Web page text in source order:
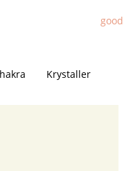
Krystaller